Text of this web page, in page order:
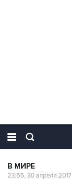
В МИРЕ
23:55, 30 апреля 2017